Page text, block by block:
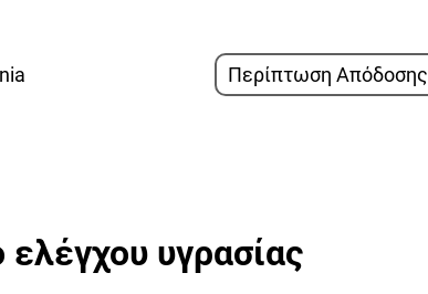
Περίπτωση Απόδοσης
υγρασίας